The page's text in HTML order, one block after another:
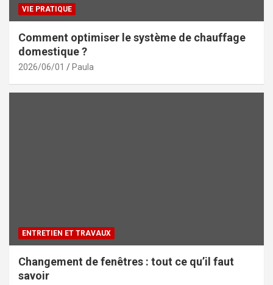
VIE PRATIQUE
Comment optimiser le système de chauffage
domestique ?
2026/06/01 Paula
ENTRETIEN ET TRAVAUX
Changement de fenêtres : tout ce qu’il faut
savoir